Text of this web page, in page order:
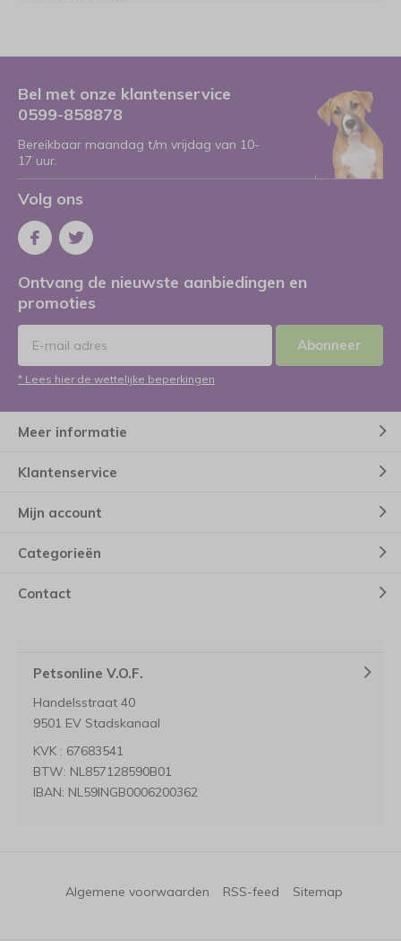
Bel met onze klantenservice
0599-858878
Bereikbaar maandag t/m vrijdag van 10-
17 uur.
Volg ons
Ontvang de nieuwste aanbiedingen en
promoties
Abonneer
* Lees hier de wettelijke beperkingen
Meer informatie
Klantenservice
Mijn account
Categorieën
Contact
Petsonline V.O.F.
Handelsstraat 40
9501 EV Stadskanaal
KVK : 67683541
BTW: NL857128590B01
IBAN: NL59INGB0006200362
Algemene voorwaarden RSS-feed Sitemap